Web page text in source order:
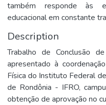
também responde às
educacional em constante
Description
Trabalho de Conclusão
apresentado à
Física do Instituto Federal
de Rondônia - IFRO,
obtenção de aprovação no